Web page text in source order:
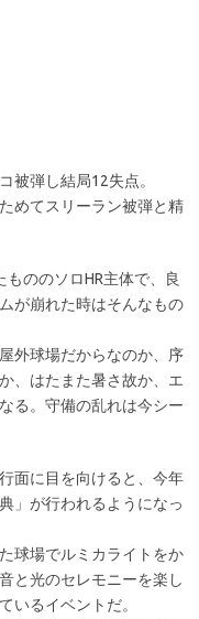
被弾し結局12失点。
めてスリーラン被弾と精
ののソロHR主体で、良
が崩れた時はそんなもの
外球場だからなのか、序
、はたまた暑さ故か、エ
る。守備の乱れは今シー
面に目を向けると、今年
」が行われるようになっ
球場でルミカライトをか
と光のセレモニーを楽し
いるイベントだ。